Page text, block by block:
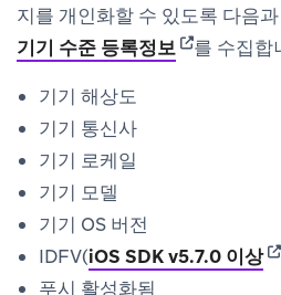
지를 개인화할 수 있도록 다음
기기 수준 등록정보(opens in
를 수집합
기기 해상도
기기 통신사
기기 로케일
기기 모델
기기 OS 버전
IDFV(iOS SDK v5.7.0 이상
푸시 활성화됨